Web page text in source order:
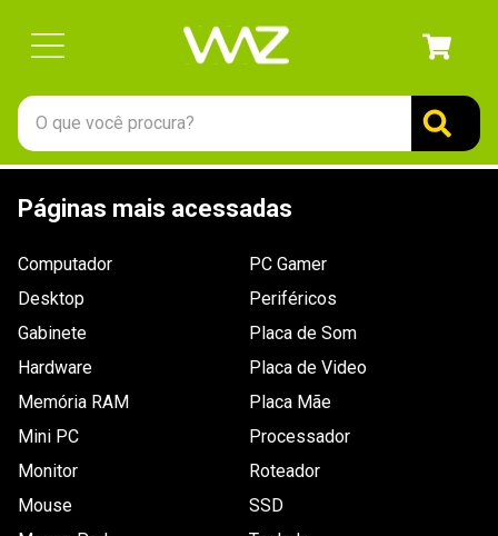
O que você procura?
Páginas mais acessadas
Computador
Desktop
Gabinete
Hardware
Memória RAM
Mini PC
Monitor
Mouse
PC Gamer
Periféricos
Placa de Som
Placa de Video
Placa Mãe
Processador
Roteador
SSD
1º
gabinete
teclado
ssd
openbox
mouse
jonsbo
fractal